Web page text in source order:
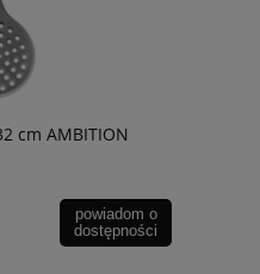
cm AMBITION
powiadom o
dostępności